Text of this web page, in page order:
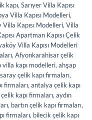
kapı, Sarıyer Villa Kapısı
Villa Kapısı Modelleri,
Kapısı Modelleri, Villa
Apartman Kapısı Çelik
Villa Kapısı Modelleri
, Afyonkarahisar çelik
villa kapı modelleri, ahşap
çelik kapı firmaları,
firmaları, antalya çelik kapı
kapı firmaları, aydın
, bartın çelik kapı firmaları,
firmaları, bilecik çelik kapı